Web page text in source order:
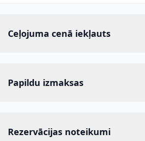
Ceļojuma cenā iekļauts
Papildu izmaksas
Rezervācijas noteikumi